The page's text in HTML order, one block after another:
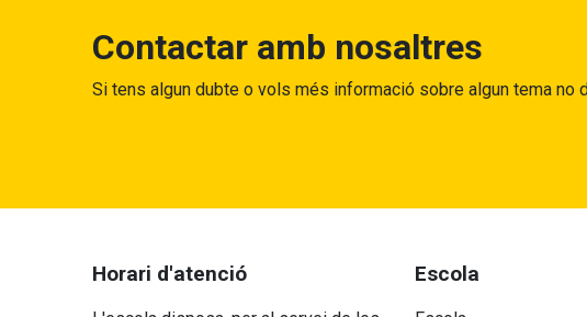
Contactar amb nosaltres
Si tens algun dubte o vols més informació sobre algun tema no
Horari d'atenció Escola